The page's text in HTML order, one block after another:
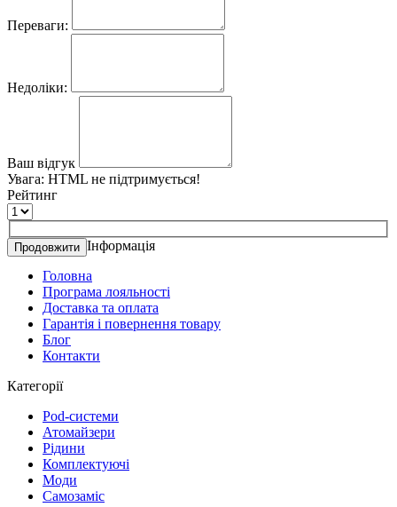
Переваги:
Недоліки:
Ваш відгук
Увага: HTML не підтримується!
Рейтинг
Продовжити Інформація
Головна
Програма лояльності
Доставка та оплата
Гарантія і повернення товару
Блог
Контакти
Категорії
Pod-системи
Атомайзери
Рідини
Комплектуючі
Моди
Самозаміс